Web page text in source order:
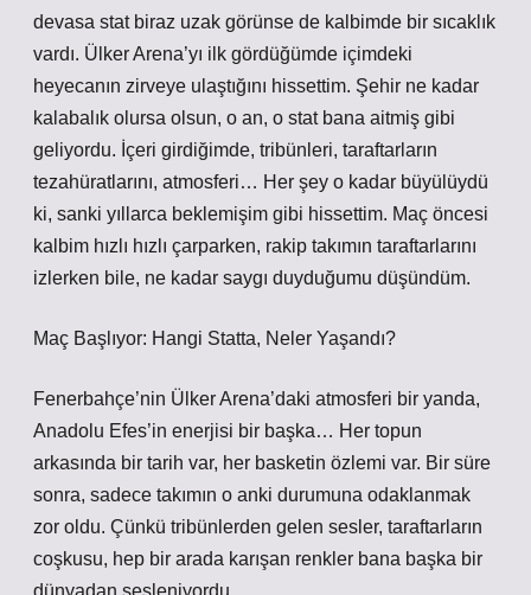
devasa stat biraz uzak görünse de kalbimde bir sıcaklık
vardı. Ülker Arena’yı ilk gördüğümde içimdeki
heyecanın zirveye ulaştığını hissettim. Şehir ne kadar
kalabalık olursa olsun, o an, o stat bana aitmiş gibi
geliyordu. İçeri girdiğimde, tribünleri, taraftarların
tezahüratlarını, atmosferi… Her şey o kadar büyülüydü
ki, sanki yıllarca beklemişim gibi hissettim. Maç öncesi
kalbim hızlı hızlı çarparken, rakip takımın taraftarlarını
izlerken bile, ne kadar saygı duyduğumu düşündüm.
Maç Başlıyor: Hangi Statta, Neler Yaşandı?
Fenerbahçe’nin Ülker Arena’daki atmosferi bir yanda,
Anadolu Efes’in enerjisi bir başka… Her topun
arkasında bir tarih var, her basketin özlemi var. Bir süre
sonra, sadece takımın o anki durumuna odaklanmak
zor oldu. Çünkü tribünlerden gelen sesler, taraftarların
coşkusu, hep bir arada karışan renkler bana başka bir
dünyadan sesleniyordu.